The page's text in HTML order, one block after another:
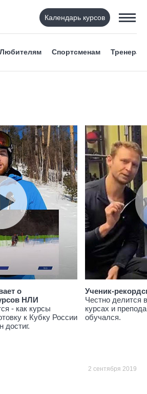
Календарь курсов
Любителям Спортсменам Тренерам
о
НЛИ
- как курсы
к Кубку России
достиг.
Ученик-
Честно делится
курсах и
обучался.
2 сентября 2019